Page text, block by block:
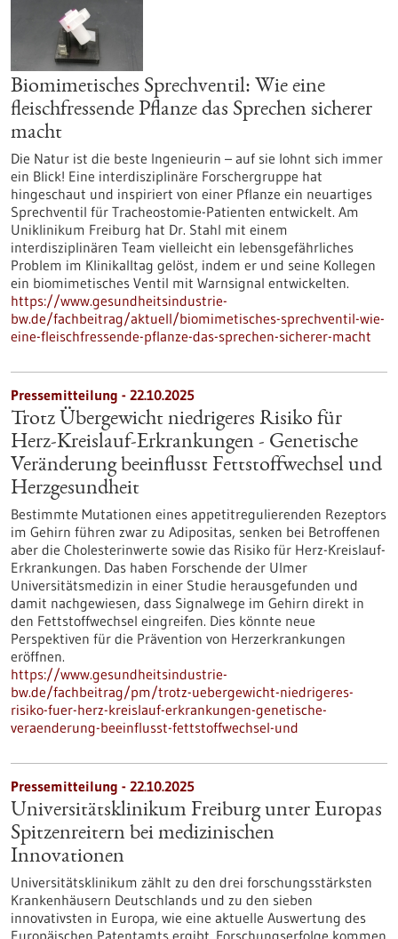
Biomimetisches Sprechventil: Wie eine
fleischfressende Pflanze das Sprechen sicherer
macht
Die Natur ist die beste Ingenieurin – auf sie lohnt sich immer
ein Blick! Eine interdisziplinäre Forschergruppe hat
hingeschaut und inspiriert von einer Pflanze ein neuartiges
Sprechventil für Tracheostomie-Patienten entwickelt. Am
Uniklinikum Freiburg hat Dr. Stahl mit einem
interdisziplinären Team vielleicht ein lebensgefährliches
Problem im Klinikalltag gelöst, indem er und seine Kollegen
ein biomimetisches Ventil mit Warnsignal entwickelten.
https://www.gesundheitsindustrie-
bw.de/fachbeitrag/aktuell/biomimetisches-sprechventil-wie-
eine-fleischfressende-pflanze-das-sprechen-sicherer-macht
Pressemitteilung - 22.10.2025
Trotz Übergewicht niedrigeres Risiko für
Herz-Kreislauf-Erkrankungen - Genetische
Veränderung beeinflusst Fettstoffwechsel und
Herzgesundheit
Bestimmte Mutationen eines appetitregulierenden Rezeptors
im Gehirn führen zwar zu Adipositas, senken bei Betroffenen
aber die Cholesterinwerte sowie das Risiko für Herz-Kreislauf-
Erkrankungen. Das haben Forschende der Ulmer
Universitätsmedizin in einer Studie herausgefunden und
damit nachgewiesen, dass Signalwege im Gehirn direkt in
den Fettstoffwechsel eingreifen. Dies könnte neue
Perspektiven für die Prävention von Herzerkrankungen
eröffnen.
https://www.gesundheitsindustrie-
bw.de/fachbeitrag/pm/trotz-uebergewicht-niedrigeres-
risiko-fuer-herz-kreislauf-erkrankungen-genetische-
veraenderung-beeinflusst-fettstoffwechsel-und
Pressemitteilung - 22.10.2025
Universitätsklinikum Freiburg unter Europas
Spitzenreitern bei medizinischen
Innovationen
Universitätsklinikum zählt zu den drei forschungsstärksten
Krankenhäusern Deutschlands und zu den sieben
innovativsten in Europa, wie eine aktuelle Auswertung des
Europäischen Patentamts ergibt. Forschungserfolge kommen